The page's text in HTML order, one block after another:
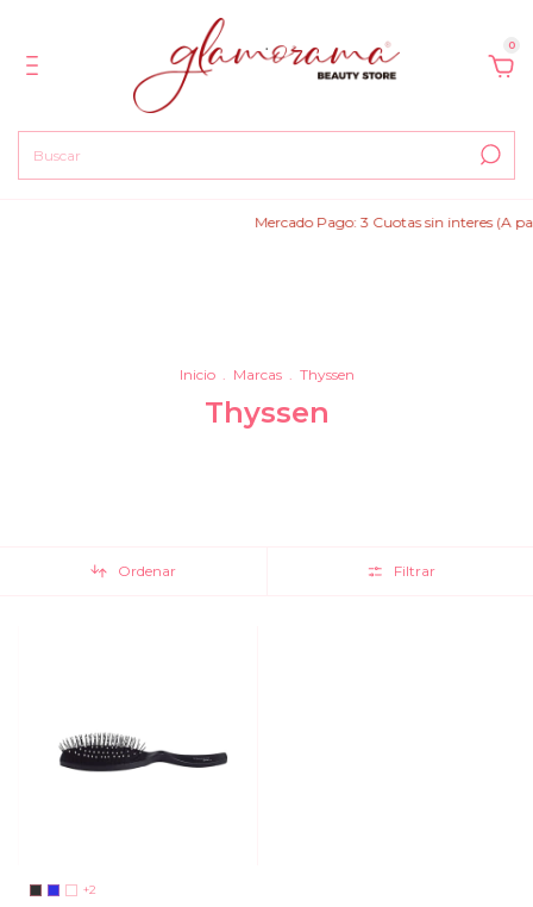
0
Mercado Pago: 3 Cuotas sin interes (A
Inicio . Marcas . Thyssen
Thyssen
Ordenar Filtrar
+2